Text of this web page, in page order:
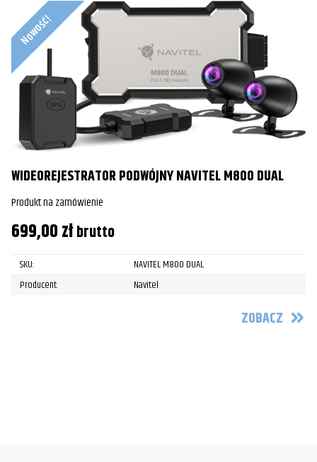
Nowość!
WIDEOREJESTRATOR PODWÓJNY NAVITEL M800 DUAL
Produkt na zamówienie
699,00złbrutto
SKU:
NAVITEL M800 DUAL
Producent:
Navitel
ZOBACZ